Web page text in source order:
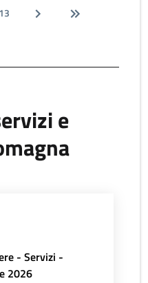
13
e
- Servizi -
2026